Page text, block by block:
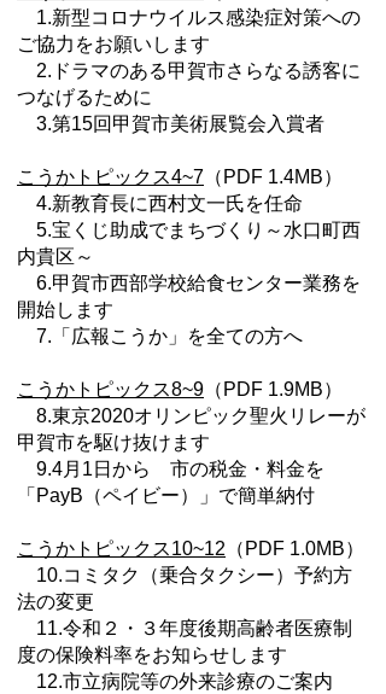
1.新型コロナウイルス感染症対策への
ご協力をお願いします
2.ドラマのある甲賀市さらなる誘客に
つなげるために
3.第15回甲賀市美術展覧会入賞者
こうかトピックス4~7 （PDF 1.4MB）
4.新教育長に西村文一氏を任命
5.宝くじ助成でまちづくり～水口町西
内貴区～
6.甲賀市西部学校給食センター業務を
開始します
7.「広報こうか」を全ての方へ
こうかトピックス8~9 （PDF 1.9MB）
8.東京2020オリンピック聖火リレーが
甲賀市を駆け抜けます
9.4月1日から 市の税金・料金を
「PayB（ペイビー）」で簡単納付
こうかトピックス10~12 （PDF 1.0MB）
10.コミタク（乗合タクシー）予約方
法の変更
11.令和２・３年度後期高齢者医療制
度の保険料率をお知らせします
12.市立病院等の外来診療のご案内